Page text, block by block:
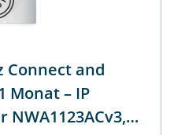
Connect and
– IP